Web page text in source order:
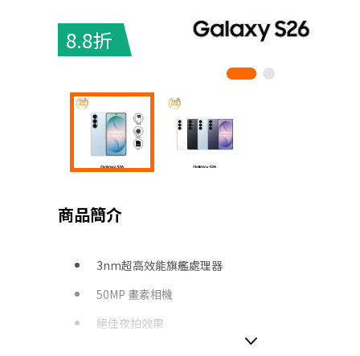
8.8折
商品簡介
3nm超高效能旗艦處理器
50MP 畫素相機
絕佳夜拍效果